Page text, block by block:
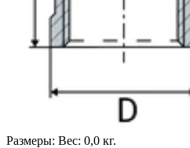
Размеры: Вес: 0,0 кг.